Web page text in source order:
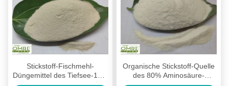
Stickstoff-Fischmehl-
Düngemittel des Tiefsee-14%
Organische Stickstoff-Quelle
des 80% Aminosäure-